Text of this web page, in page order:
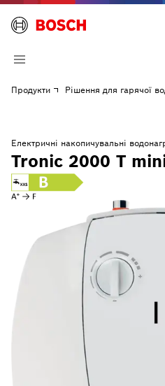
Продукти Рішення для гарячої
Електричні накопичувальні
Tronic 2000 T